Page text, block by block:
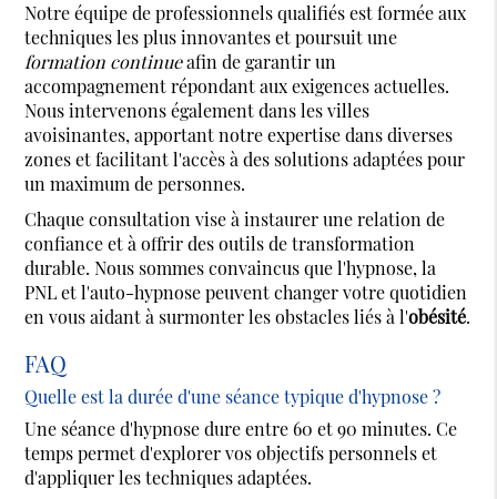
Notre équipe de professionnels qualifiés est formée aux
techniques les plus innovantes et poursuit une
formation continueafin de garantir un
accompagnement répondant aux exigences actuelles.
Nous intervenons également dans les villes
avoisinantes, apportant notre expertise dans diverses
zones et facilitant l'accès à des solutions adaptées pour
un maximum de personnes.
Chaque consultation vise à instaurer une relation de
confiance et à offrir des outils de transformation
durable. Nous sommes convaincus que l'hypnose, la
PNL et l'auto-hypnose peuvent changer votre quotidien
en vous aidant à surmonter les obstacles liés à l'obésité.
FAQ
Quelle est la durée d'une séance typique d'hypnose ?
Une séance d'hypnose dure entre 60 et 90 minutes. Ce
temps permet d'explorer vos objectifs personnels et
d'appliquer les techniques adaptées.